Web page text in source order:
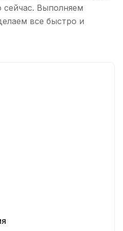
сейчас. Выполняем
все быстро и